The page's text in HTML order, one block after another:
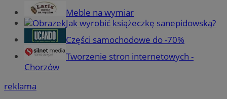
Meble na wymiar
Jak wyrobić książeczkę sanepidowską?
Części samochodowe do -70%
Tworzenie stron internetowych -
Chorzów
reklama